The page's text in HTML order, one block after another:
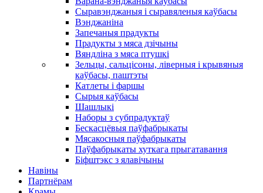
Сыравэнджаныя і сыравяленыя каўбасы
Вэнджаніна
Запечаныя прадукты
Прадукты з мяса дзічыны
Вяндліна з мяса птушкі
Зельцы, сальцісоны, ліверныя і крывяныя
каўбасы, паштэты
Катлеты і фаршы
Сырыя каўбасы
Шашлыкі
Наборы з субпрадуктаў
Бескасцёвыя паўфабрыкаты
Мясакосныя паўфабрыкаты
Паўфабрыкаты хуткага прыгатавання
Біфштэкс з ялавічыны
Навіны
Партнёрам